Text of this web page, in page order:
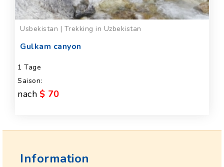
Usbekistan | Trekking in Uzbekistan
Gulkam canyon
1 Tage
Saison:
nach $ 70
Information